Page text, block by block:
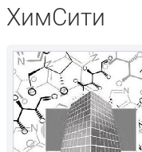
ХимСити